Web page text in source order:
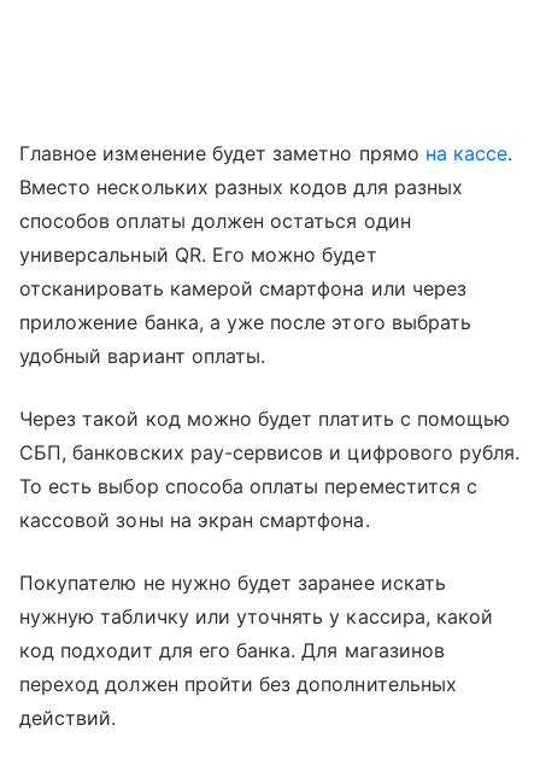
Главное изменение будет заметно прямо на кассе.
Вместо нескольких разных кодов для разных
способов оплаты должен остаться один
универсальный QR. Его можно будет
отсканировать камерой смартфона или через
приложение банка, а уже после этого выбрать
удобный вариант оплаты.
Через такой код можно будет платить с помощью
СБП, банковских pay-сервисов и цифрового рубля.
То есть выбор способа оплаты переместится с
кассовой зоны на экран смартфона.
Покупателю не нужно будет заранее искать
нужную табличку или уточнять у кассира, какой
код подходит для его банка. Для магазинов
переход должен пройти без дополнительных
действий.